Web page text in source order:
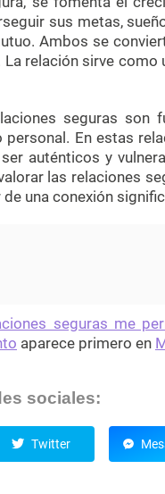
sus metas,
Ambos se
relación sirve
seguras son
En estas
auténticos y
las relaciones
una conexión
seguras me
aparece primero en
sociales:
Twitter